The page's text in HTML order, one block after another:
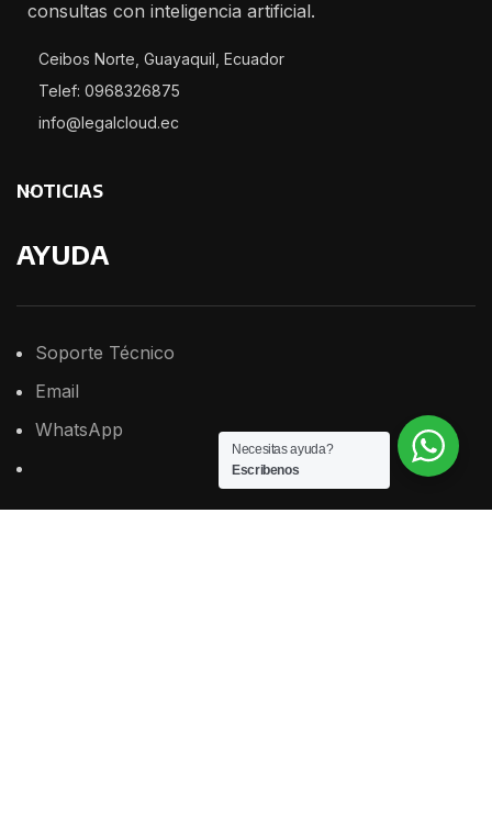
consultas con inteligencia artificial.
Ceibos Norte, Guayaquil, Ecuador
Telef: 0968326875
info@legalcloud.ec
NOTICIAS
AYUDA
Soporte Técnico
Email
WhatsApp
Necesitas ayuda?
Escribenos